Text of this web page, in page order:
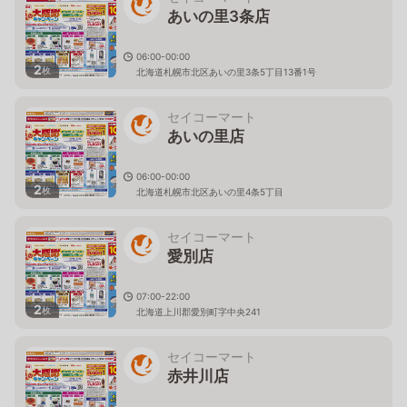
2枚
あいの里3条店
06:00-00:00
北海道札幌市北区あいの里3条5丁目13番1号
2枚
セイコーマート
あいの里店
06:00-00:00
北海道札幌市北区あいの里4条5丁目
2枚
セイコーマート
愛別店
07:00-22:00
北海道上川郡愛別町字中央241
セイコーマート
赤井川店